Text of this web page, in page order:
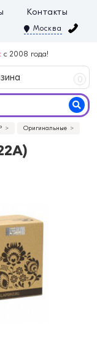
Контакты
Москва
с 2008 года!
0
Оригинальные